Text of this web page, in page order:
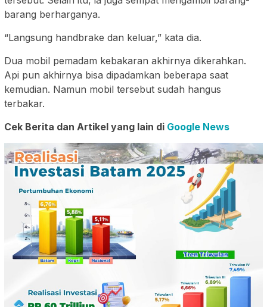
barang berharganya.
“Langsung handbrake dan keluar,” kata dia.
Dua mobil pemadam kebakaran akhirnya dikerahkan.
Api pun akhirnya bisa dipadamkan beberapa saat
kemudian. Namun mobil tersebut sudah hangus
terbakar.
Cek Berita dan Artikel yang lain di Google News